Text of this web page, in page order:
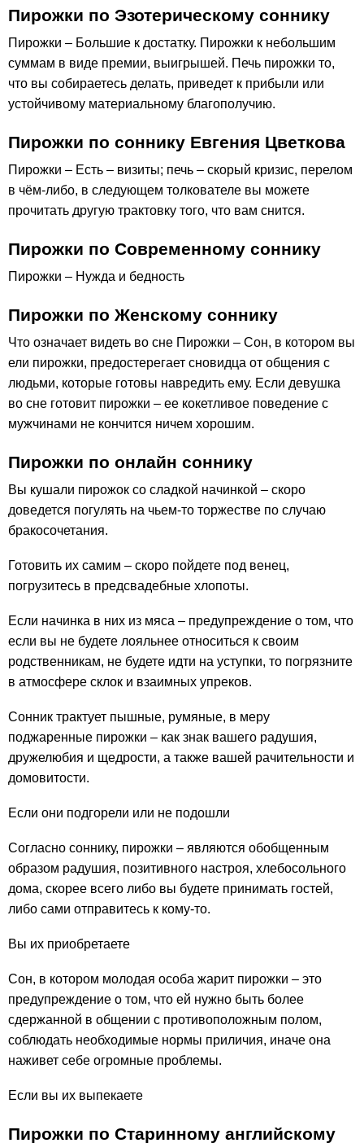
Пирожки по Эзотерическому соннику
Пирожки – Большие к достатку. Пирожки к небольшим
суммам в виде премии, выигрышей. Печь пирожки то,
что вы собираетесь делать, приведет к прибыли или
устойчивому материальному благополучию.
Пирожки по соннику Евгения Цветкова
Пирожки – Есть – визиты; печь – скорый кризис, перелом
в чём-либо, в следующем толкователе вы можете
прочитать другую трактовку того, что вам снится.
Пирожки по Современному соннику
Пирожки – Нужда и бедность
Пирожки по Женскому соннику
Что означает видеть во сне Пирожки – Сон, в котором вы
ели пирожки, предостерегает сновидца от общения с
людьми, которые готовы навредить ему. Если девушка
во сне готовит пирожки – ее кокетливое поведение с
мужчинами не кончится ничем хорошим.
Пирожки по онлайн соннику
Вы кушали пирожок со сладкой начинкой – скоро
доведется погулять на чьем-то торжестве по случаю
бракосочетания.
Готовить их самим – скоро пойдете под венец,
погрузитесь в предсвадебные хлопоты.
Если начинка в них из мяса – предупреждение о том, что
если вы не будете лояльнее относиться к своим
родственникам, не будете идти на уступки, то погрязните
в атмосфере склок и взаимных упреков.
Сонник трактует пышные, румяные, в меру
поджаренные пирожки – как знак вашего радушия,
дружелюбия и щедрости, а также вашей рачительности и
домовитости.
Если они подгорели или не подошли
Согласно соннику, пирожки – являются обобщенным
образом радушия, позитивного настроя, хлебосольного
дома, скорее всего либо вы будете принимать гостей,
либо сами отправитесь к кому-то.
Вы их приобретаете
Сон, в котором молодая особа жарит пирожки – это
предупреждение о том, что ей нужно быть более
сдержанной в общении с противоположным полом,
соблюдать необходимые нормы приличия, иначе она
наживет себе огромные проблемы.
Если вы их выпекаете
Пирожки по Старинному английскому